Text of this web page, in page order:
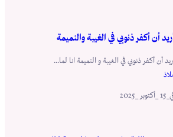
أن أكفر ذنوبي في الغيبة والنميمة
أن أكفر ذنوبي في الغيبة و النميمة انا لما...